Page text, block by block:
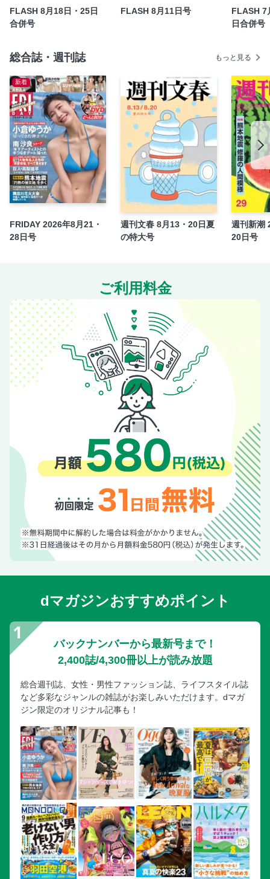
石破茂首相 国民民主に手柄をあげたくない裏事情
目次
新木希空「人生でいちばんSEXY」
【デジタル版特典】1月発売「FLASHデジタル写真集」のお
すすめを一挙紹介！
FLASH 8月18日・25日
合併号
FLASH 8月11日号
FLASH 7
日合併号
総合誌・週刊誌 もっと見る
新着
FRIDAY 2026年8月21・
28日号
週刊文春 8月13・20日夏
の特大号
週刊新潮
20日号
ご利用料金
dマガジンおすすめポイント
バックナンバーから最新号まで！
2,400誌/4,300冊以上が読み放題
総合週刊誌、女性・男性ファッション誌、ライフスタイル誌
など多彩なジャンルの雑誌がお楽しみいただけます。dマガ
ジン限定のオリジナル記事も！